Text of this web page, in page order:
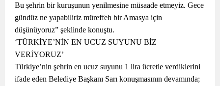
Bu şehrin bir kuruşunun yenilmesine müsaade etmeyiz. Gece
gündüz ne yapabiliriz müreffeh bir Amasya için
düşünüyoruz” şeklinde konuştu.
‘TÜRKİYE’NİN EN UCUZ SUYUNU BİZ
VERİYORUZ’
Türkiye’nin şehrin en ucuz suyunu 1 lira ücretle verdiklerini
ifade eden Belediye Başkanı Sarı konuşmasının devamında;